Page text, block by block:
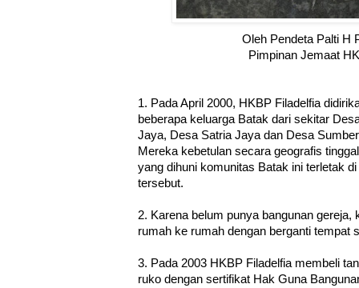
Oleh Pendeta Palti H
Pimpinan Jemaat
1. Pada April 2000, HKBP Filadelfia
beberapa keluarga Batak dari sekitar
Jaya, Desa Satria Jaya dan Desa
Mereka kebetulan secara geografis
yang dihuni komunitas Batak ini terletak
tersebut.
2. Karena belum punya bangunan gereja,
rumah ke rumah dengan berganti tempat
3. Pada 2003 HKBP Filadelfia membeli
ruko dengan sertifikat Hak Guna